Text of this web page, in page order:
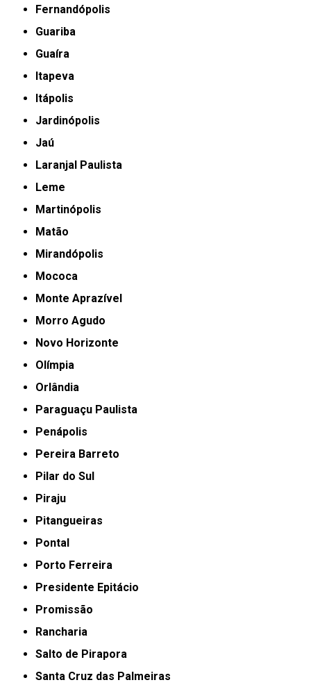
Fernandópolis
Guariba
Guaíra
Itapeva
Itápolis
Jardinópolis
Jaú
Laranjal Paulista
Leme
Martinópolis
Matão
Mirandópolis
Mococa
Monte Aprazível
Morro Agudo
Novo Horizonte
Olímpia
Orlândia
Paraguaçu Paulista
Penápolis
Pereira Barreto
Pilar do Sul
Piraju
Pitangueiras
Pontal
Porto Ferreira
Presidente Epitácio
Promissão
Rancharia
Salto de Pirapora
Santa Cruz das Palmeiras